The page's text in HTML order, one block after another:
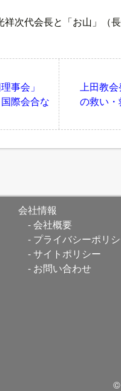
次代会長と「お山」（
理事会」
際会合な
上田教
の救い
会社情報
会社概要
プライバシーポリ
サイトポリシー
お問い合わせ
©